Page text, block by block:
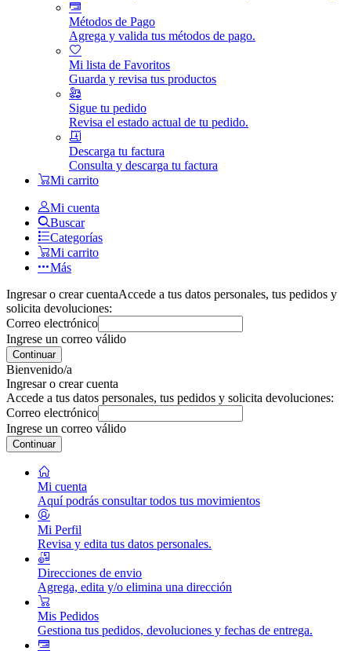
Métodos de Pago
Agrega y valida tus métodos de pago.
Mi lista de Favoritos
Guarda y revisa tus productos
Sigue tu pedido
Revisa el estado actual de tu pedido.
Descarga tu factura
Consulta y descarga tu factura
Mi carrito
Mi cuenta
Buscar
Categorías
Mi carrito
Más
Ingresar o crear cuentaAccede a tus datos personales, tus pedidos y
solicita devoluciones:
Correo electrónico
Ingrese un correo válido
Continuar
Bienvenido/a
Ingresar o crear cuenta
Accede a tus datos personales, tus pedidos y solicita devoluciones:
Correo electrónico
Ingrese un correo válido
Continuar
Mi cuenta
Aquí podrás consultar todos tus movimientos
Mi Perfil
Revisa y edita tus datos personales.
Direcciones de envio
Agrega, edita y/o elimina una dirección
Mis Pedidos
Gestiona tus pedidos, devoluciones y fechas de entrega.